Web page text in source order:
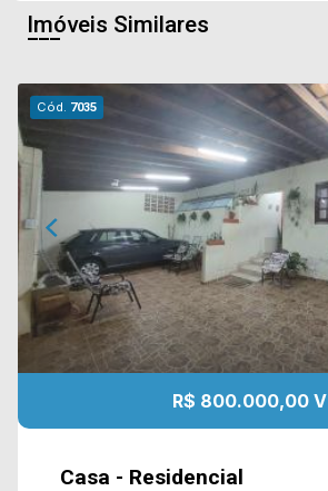
Imóveis Similares
Cód. 7035
R$ 800.000,00 V
Casa - Residencial